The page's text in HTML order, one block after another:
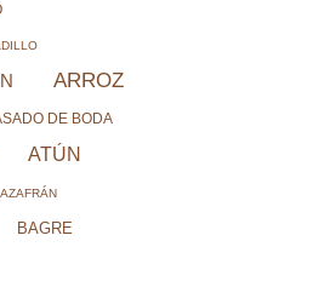
ARROZ
DE BODA
ATÚN
AZAFRÁN
BAGRE